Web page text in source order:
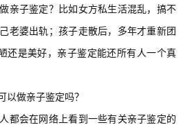
亲子鉴定？比如女方私生活混乱，搞不
老婆出轨；孩子走散后，多年才重新团
是美好，亲子鉴定能还所有人一个真
以做亲子鉴定吗？
都会在网络上看到一些有关亲子鉴定的